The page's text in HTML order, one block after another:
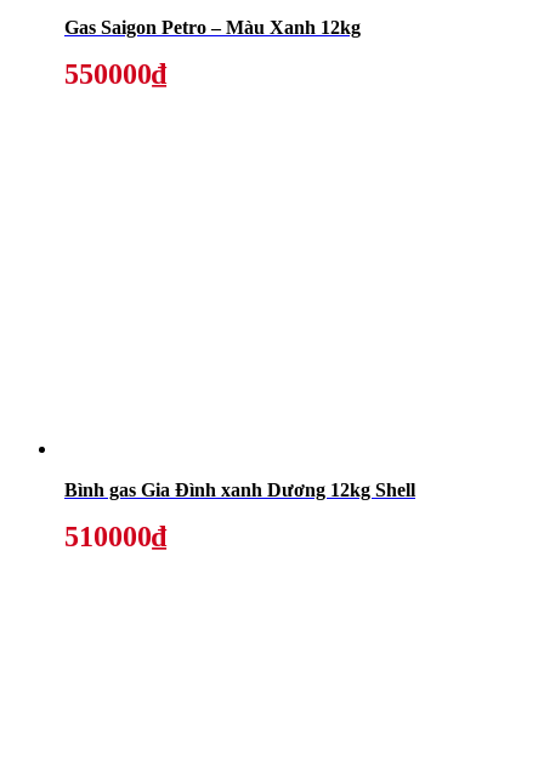
Gas Saigon Petro – Màu Xanh 12kg
550000₫
Bình gas Gia Đình xanh Dương 12kg Shell
510000₫